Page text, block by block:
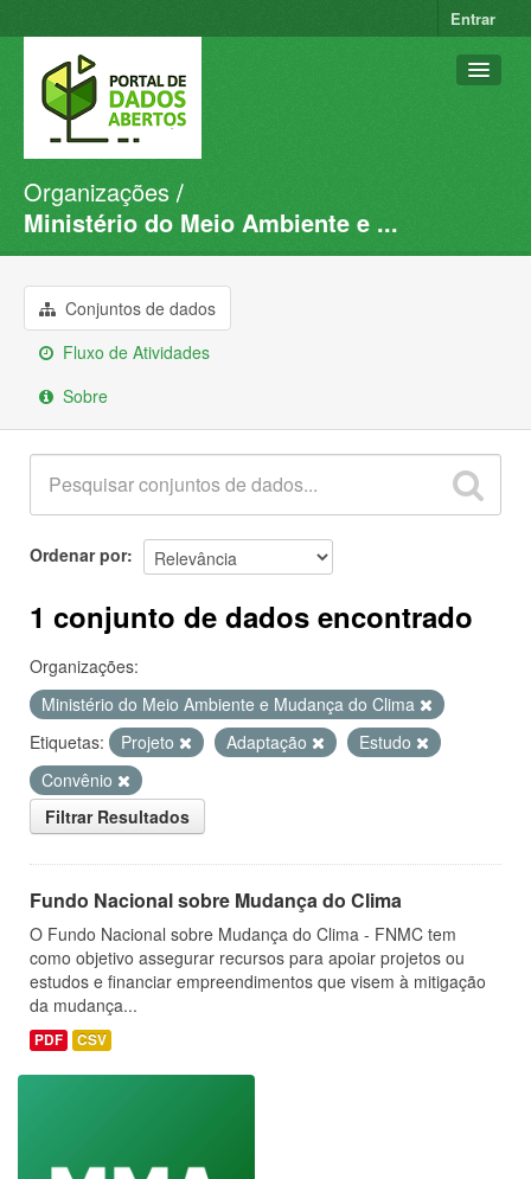
Entrar
Conjuntos de dados
Organizações
Sobre
Organizações
Ministério do Meio Ambiente e ...
Conjuntos de dados
Fluxo de Atividades
Sobre
Ordenar por
1 conjunto de dados encontrado
Organizações:
Ministério do Meio Ambiente e Mudança do Clima
Etiquetas:
Projeto Adaptação
Estudo
Convênio
Filtrar Resultados
Fundo Nacional sobre Mudança do Clima
O Fundo Nacional sobre Mudança do Clima - FNMC tem
como objetivo assegurar recursos para apoiar projetos ou
estudos e financiar empreendimentos que visem à mitigação
da mudança...
PDF CSV